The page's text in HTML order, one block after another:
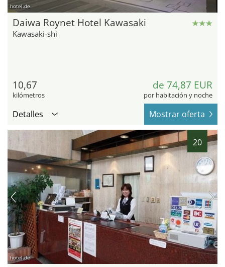
hotel.de
Daiwa Roynet Hotel Kawasaki
Kawasaki-shi
10,67
kilómetros
de 74,87 EUR
por habitación y noche
Detalles Mostrar oferta
20
hotel.de